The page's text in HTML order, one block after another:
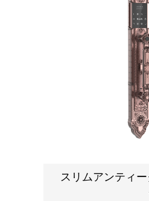
スリムアンティ